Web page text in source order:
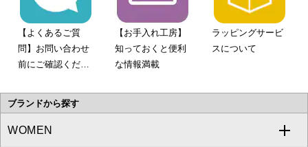
【よくあるご質
問】お問い合わせ
前にご確認くださ
【お手入れ工房】
知っておくと便利
な情報満載
ラッピングサービ
スについて
ブランドから探す
WOMEN